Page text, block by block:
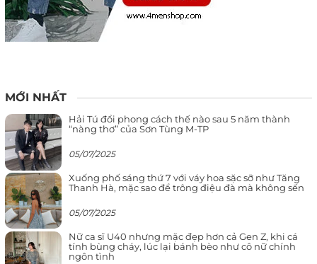
MỚI NHẤT
Hải Tú đổi phong cách thế nào sau 5 năm thành
“nàng thơ” của Sơn Tùng M-TP
05/07/2025
Xuống phố sáng thứ 7 với váy hoa sặc sỡ như Tăng
Thanh Hà, mặc sao để trông điệu đà mà không sến
05/07/2025
Nữ ca sĩ U40 nhưng mặc đẹp hơn cả Gen Z, khi cá
tính bùng cháy, lúc lại bánh bèo như cô nữ chính
ngôn tình